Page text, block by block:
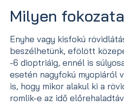
Milyen
Enyhe vagy kisfokú
beszélhetünk, efölött
-6 dioptriáig, ennél is
esetén nagyfokú myopiáról
is, hogy mikor alakul ki a
romlik-e az idő